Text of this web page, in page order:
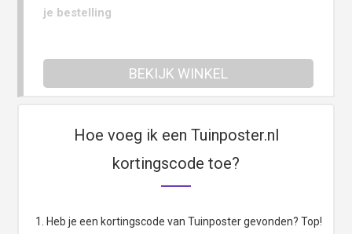
je bestelling
BEKIJK WINKEL
Hoe voeg ik een Tuinposter.nl
kortingscode toe?
Heb je een kortingscode van Tuinposter gevonden? Top!